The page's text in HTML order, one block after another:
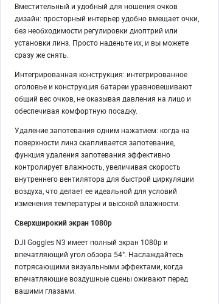
Вместительный и удобный для ношения очков
дизайн: просторный интерьер удобно вмещает очки,
без необходимости регулировки диоптрий или
установки линз. Просто наденьте их, и вы можете
сразу же снять.
Интегрированная конструкция: интегрированное
оголовье и конструкция батареи уравновешивают
общий вес очков, не оказывая давления на лицо и
обеспечивая комфортную посадку.
Удаление запотевания одним нажатием: когда на
поверхности линз скапливается запотевание,
функция удаления запотевания эффективно
контролирует влажность, увеличивая скорость
внутреннего вентилятора для быстрой циркуляции
воздуха, что делает ее идеальной для условий
изменения температуры и высокой влажности.
Сверхширокий экран 1080p
DJI Goggles N3 имеет полный экран 1080p и
впечатляющий угол обзора 54°. Наслаждайтесь
потрясающими визуальными эффектами, когда
впечатляющие воздушные сцены оживают перед
вашими глазами.